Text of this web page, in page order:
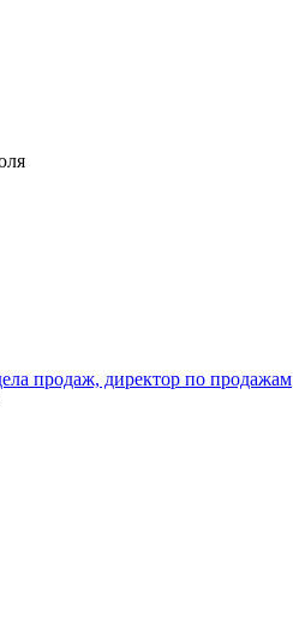
продаж, директор по продажам